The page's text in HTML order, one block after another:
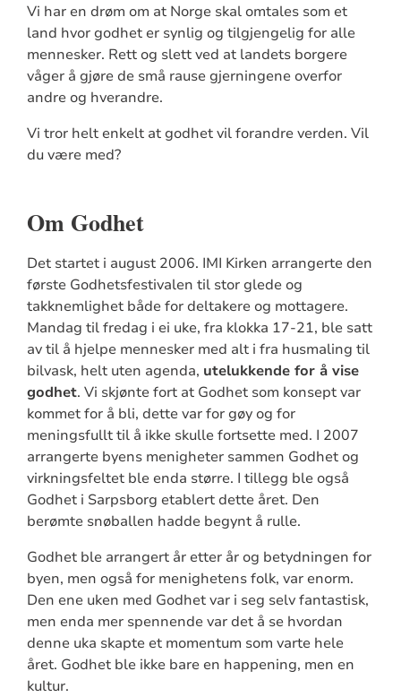
Vi har en drøm om at Norge skal omtales som et
land hvor godhet er synlig og tilgjengelig for alle
mennesker. Rett og slett ved at landets borgere
våger å gjøre de små rause gjerningene overfor
andre og hverandre.
Vi tror helt enkelt at godhet vil forandre verden. Vil
du være med?
Om Godhet
Det startet i august 2006. IMI Kirken arrangerte den
første Godhetsfestivalen til stor glede og
takknemlighet både for deltakere og mottagere.
Mandag til fredag i ei uke, fra klokka 17-21, ble satt
av til å hjelpe mennesker med alt i fra husmaling til
bilvask, helt uten agenda, utelukkende for å vise
godhet. Vi skjønte fort at Godhet som konsept var
kommet for å bli, dette var for gøy og for
meningsfullt til å ikke skulle fortsette med. I 2007
arrangerte byens menigheter sammen Godhet og
virkningsfeltet ble enda større. I tillegg ble også
Godhet i Sarpsborg etablert dette året. Den
berømte snøballen hadde begynt å rulle.
Godhet ble arrangert år etter år og betydningen for
byen, men også for menighetens folk, var enorm.
Den ene uken med Godhet var i seg selv fantastisk,
men enda mer spennende var det å se hvordan
denne uka skapte et momentum som varte hele
året. Godhet ble ikke bare en happening, men en
kultur.